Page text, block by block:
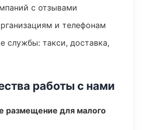
с отзывами
и телефонам
службы: такси, доставка,
работы с нами
размещение для малого